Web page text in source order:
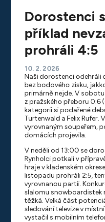
Dorostenci
příklad
prohráli 4:5
10. 2. 2026
Naši dorostenci odehráli
bez bodového zisku,
primárně nejde. V
z pražského přeboru 0:6
kategorii si podařené
Turtenwald a Felix Rufer.
vyrovnaným soupeřem,
domácích projevila.
V neděli od 13:00 se
Rynholci potkali v
hraje v kladenském
listopadu prohráli 2:5,
vyrovnanou partii.
slalomu snowboardistek
těžká. Velká část
sledování televize v
vystačil s mobilním